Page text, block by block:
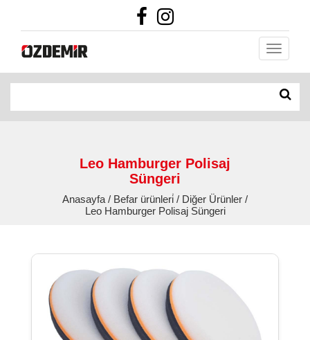
Leo Hamburger Polisaj
Süngeri
Anasayfa / Befar ürünleri̇ / Diğer Ürünler /
Leo Hamburger Polisaj Süngeri